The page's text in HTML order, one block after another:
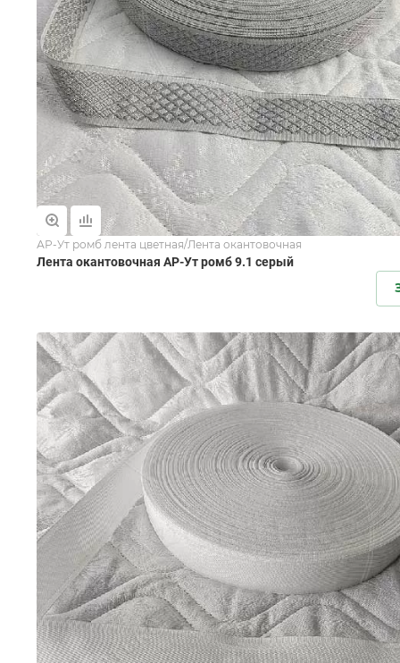
АР-Ут ромб лента цветная/Лента окантовочная
Лента окантовочная АР-Ут ромб 9.1 серый